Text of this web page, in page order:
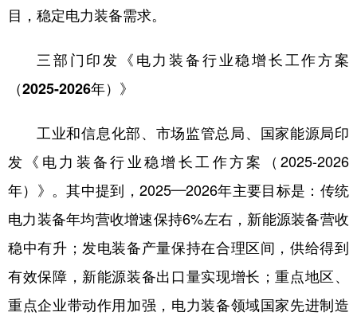
目，稳定电力装备需求。
三部门印发《电力装备行业稳增长工作方案
（2025-2026年）》
工业和信息化部、市场监管总局、国家能源局印
发《电力装备行业稳增长工作方案（2025-2026
年）》。其中提到，2025—2026年主要目标是：传统
电力装备年均营收增速保持6%左右，新能源装备营收
稳中有升；发电装备产量保持在合理区间，供给得到
有效保障，新能源装备出口量实现增长；重点地区、
重点企业带动作用加强，电力装备领域国家先进制造